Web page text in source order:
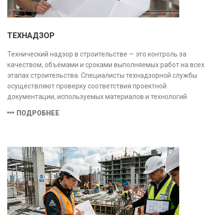
ТЕХНАДЗОР
Технический надзор в строительстве — это контроль за
качеством, объёмами и сроками выполняемых работ на всех
этапах строительства. Специалисты технадзорной службы
осуществляют проверку соответствия проектной
документации, используемых материалов и технологий
безопасность и надёжность объекта.
ПОДРОБНЕЕ